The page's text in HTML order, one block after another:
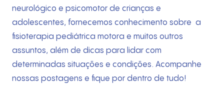
neurológico e psicomotor de crianças e
adolescentes, fornecemos conhecimento sobre a
fisioterapia pediátrica motora e muitos outros
assuntos, além de dicas para lidar com
determinadas situações e condições. Acompanhe
nossas postagens e fique por dentro de tudo!